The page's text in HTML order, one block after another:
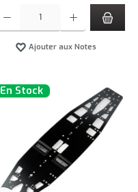
Ajouter aux Notes
En Stock